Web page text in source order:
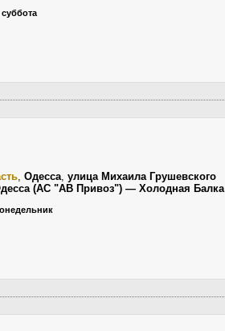
суббота
, Одесса, улица Михаила Грушевского
(АС "АВ Привоз") — Холодная Балка